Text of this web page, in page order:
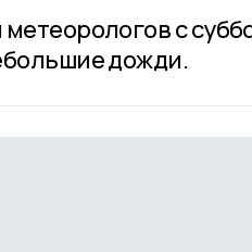
с
дожди.